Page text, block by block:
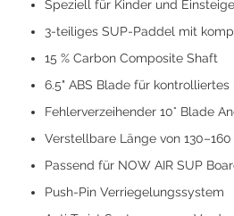
Speziell für Kinder und
3-teiliges SUP-Paddel mit
15 % Carbon Composite Shaft
6.5" ABS Blade für kontrolliertes
Fehlerverzeihender 10° Blade
Verstellbare Länge von
Passend für NOW AIR SUP
Push-Pin Verriegelungssystem